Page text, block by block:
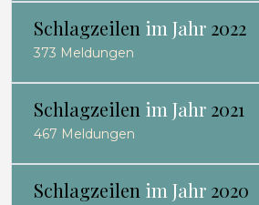
Schlagzeilen im Jahr 2022
373 Meldungen
Schlagzeilen im Jahr 2021
467 Meldungen
Schlagzeilen im Jahr 2020